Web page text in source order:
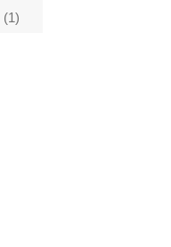
(1)